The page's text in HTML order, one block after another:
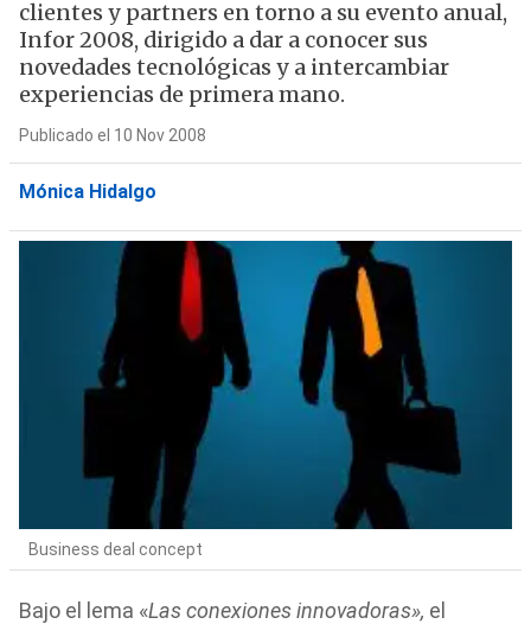
clientes y partners en torno a su evento anual,
Infor 2008, dirigido a dar a conocer sus
novedades tecnológicas y a intercambiar
experiencias de primera mano.
Publicado el 10 Nov 2008
Mónica Hidalgo
Business deal concept
Bajo el lema «Las conexiones innovadoras», el